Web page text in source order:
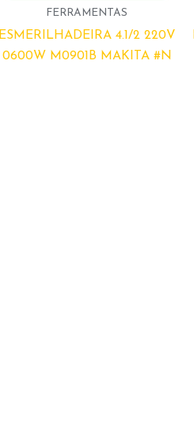
FERRAMENTAS
ESMERILHADEIRA 4.1/2 220V
0600W M0901B MAKITA #N